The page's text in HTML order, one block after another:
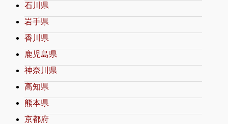
石川県
岩手県
香川県
鹿児島県
神奈川県
高知県
熊本県
京都府